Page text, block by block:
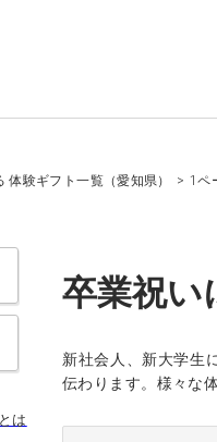
体験ギフト一覧（愛知県） > 1ペ
は
卒業祝い
新社会人、新大学生
伝わります。様々な